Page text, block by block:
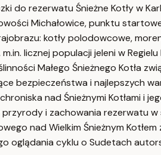
do rezerwatu Śnieżne Kotły w
Michałowice, punktu
kotły polodowcowe,
licznej populacji jeleni w Regielu
Małego Śnieżnego Kotła
bezpieczeństwa i najlepszych
nad Śnieżnymi Kotłami i
i zachowania rezerwatu w
nad Wielkim Śnieżnym
oglądania cyklu o Sudetach